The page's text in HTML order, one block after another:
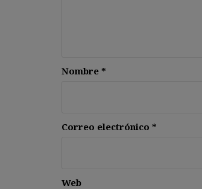
Nombre *
Correo electrónico *
Web